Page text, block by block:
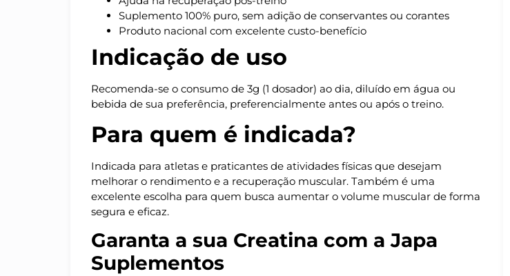
Suplemento 100% puro, sem adição de conservantes ou corantes
Produto nacional com excelente custo-benefício
Indicação de uso
Recomenda-se o consumo de 3g (1 dosador) ao dia, diluído em água ou
bebida de sua preferência, preferencialmente antes ou após o treino.
Para quem é indicada?
Indicada para atletas e praticantes de atividades físicas que desejam
melhorar o rendimento e a recuperação muscular. Também é uma
excelente escolha para quem busca aumentar o volume muscular de forma
segura e eficaz.
Garanta a sua Creatina com a Japa
Suplementos